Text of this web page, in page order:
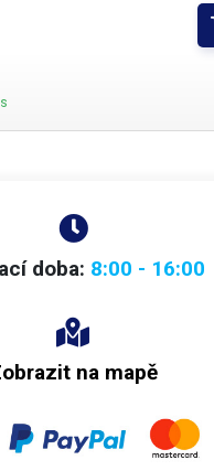
až pěti nastavených hodnot
snadné - přímo pomocí
napětí je velice přesné a
regulátorů s funkcí tlačítka
místy. Zvolené napětí i proud
složeném ze 4 menších
4 číselných míst. U napětí
doba: 8:00 - 16:00
na mapě